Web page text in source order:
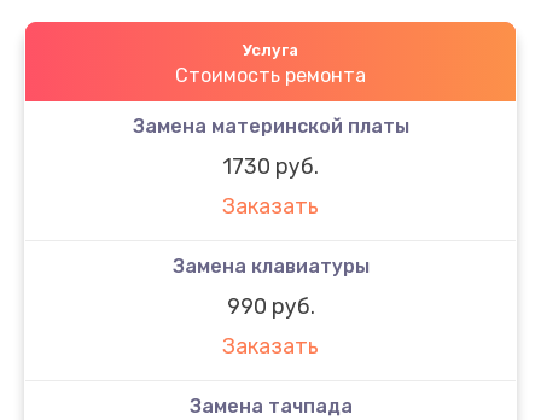
Услуга
Стоимость ремонта
Замена материнской платы
1730 руб.
Заказать
Замена клавиатуры
990 руб.
Заказать
Замена тачпада